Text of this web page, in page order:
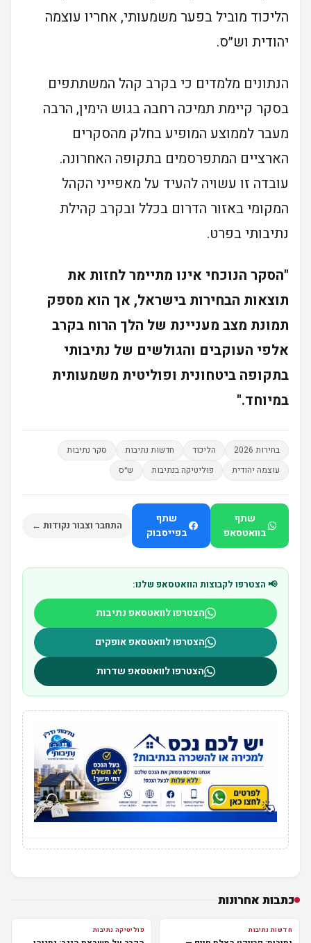
הליכוד מוביל בפער משמעותי, אחריו עוצמה
יהודית וש״ס.
הנתונים מלמדים כי בקרב קהל המשתתפים
בסקר קיימת תמיכה רחבה בגוש הימין, הרבה
מעבר לממוצע המופיע בחלק מהסקרים
הארציים המתפרסמים בתקופה האחרונה.
עובדה זו עשויה להעיד על מאפייני הקהל
המקומי באזור הדרום בכלל ובקרב קהילת
נתיבותי בפרט.
"הסקר הנוכחי אינו מתיימר לחזות את
תוצאות הבחירות בישראל, אך הוא מספק
תמונת מצב מעניינת של הלך הרוח בקרב
אלפי העוקבים והגולשים של נתיבותי
בתקופה ביטחונית ופוליטית משמעותית
במיוחד."
בחירות 2026 הליכוד חדשות נתיבות
סקר נתיבות
עוצמה יהודית
פוליטיקה בנתיבות ש״ס
שתף
בוואטסאפ
שתף
בפייסבוק
התחבר וצבור נקודות ←
📢 הצטרפו לקבוצות הוואטסאפ שלנו:
הצטרפו לוואטסאפ נתיבות
הצטרפו לוואטסאפ אופקים
הצטרפו לוואטסאפ שדרות
כתבות אחרונות
חדשות נתיבות פוליטיקה נתיבות